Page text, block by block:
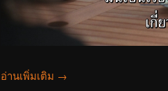
อ่านเพิ่มเติม →